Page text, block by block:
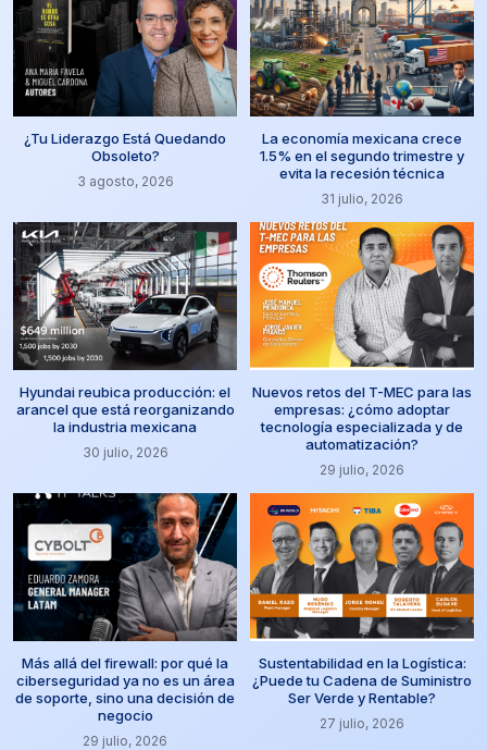
¿Tu Liderazgo Está Quedando
Obsoleto?
3 agosto, 2026
La economía mexicana crece
1.5% en el segundo trimestre y
evita la recesión técnica
31 julio, 2026
Hyundai reubica producción: el
arancel que está reorganizando
la industria mexicana
30 julio, 2026
Nuevos retos del T-MEC para las
empresas: ¿cómo adoptar
tecnología especializada y de
automatización?
29 julio, 2026
Más allá del firewall: por qué la
ciberseguridad ya no es un área
de soporte, sino una decisión de
negocio
29 julio, 2026
Sustentabilidad en la Logística:
¿Puede tu Cadena de Suministro
Ser Verde y Rentable?
27 julio, 2026